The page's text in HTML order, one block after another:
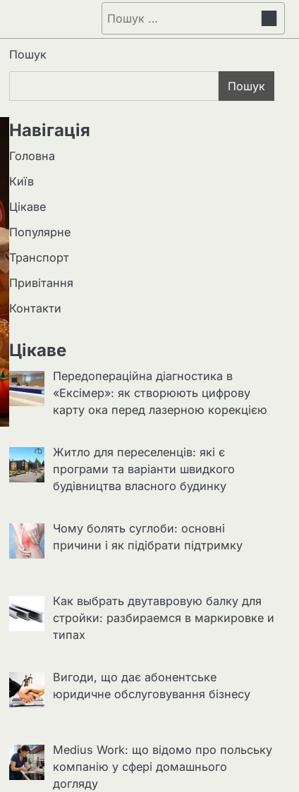
Пошук:
Пошук
Пошук
Навігація
Головна
Київ
Цікаве
Популярне
Транспорт
Привітання
Контакти
Цікаве
Передопераційна діагностика в
«Ексімер»: як створюють цифрову
карту ока перед лазерною корекцією
Житло для переселенців: які є
програми та варіанти швидкого
будівництва власного будинку
Чому болять суглоби: основні
причини і як підібрати підтримку
Как выбрать двутавровую балку для
стройки: разбираемся в маркировке и
типах
Вигоди, що дає абонентське
юридичне обслуговування бізнесу
Medius Work: що відомо про польську
компанію у сфері домашнього
догляду